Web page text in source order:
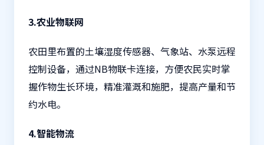
3.农业物联网
农田里布置的土壤湿度传感器、气象站、水泵远程
控制设备，通过NB物联卡连接，方便农民实时掌
握作物生长环境，精准灌溉和施肥，提高产量和节
约水电。
4.智能物流